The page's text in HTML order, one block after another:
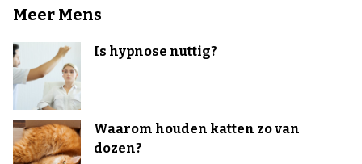
Meer Mens
Is hypnose nuttig?
Waarom houden katten zo van
dozen?